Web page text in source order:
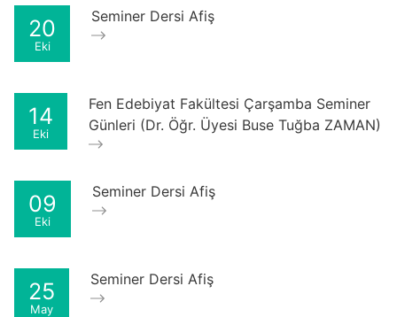
20
Eki
Seminer Dersi Afiş
14
Eki
Fen Edebiyat Fakültesi Çarşamba Seminer
Günleri (Dr. Öğr. Üyesi Buse Tuğba ZAMAN)
09
Eki
Seminer Dersi Afiş
25
May
Seminer Dersi Afiş